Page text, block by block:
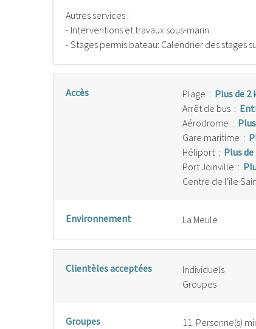
Autres services :
- Interventions et travaux sous-marin.
- Stages permis bateau: Calendrier des stages
Accès Plage : Plus de 2
Arrêt de bus :
Aérodrome :
Gare maritime :
Héliport: Plus
Port Joinville :
Centre de l'île
Environnement La Meule
Clientèles acceptées
Individuels
Groupes
Groupes 11 Personne(s)